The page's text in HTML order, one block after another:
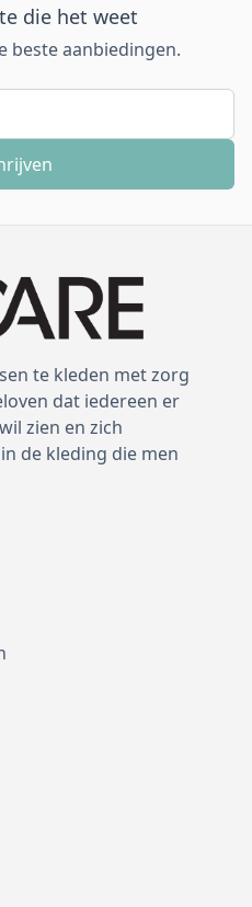
die het weet
beste aanbiedingen.
te kleden met zorg
dat iedereen er
zien en zich
de kleding die men